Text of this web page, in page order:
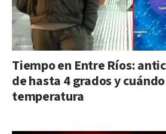
Tiempo en Entre Ríos:
de hasta 4 grados y
temperatura